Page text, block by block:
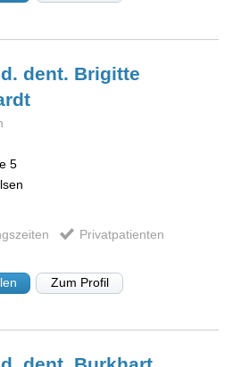
dent. Brigitte
5
Privatpatienten
Zum Profil